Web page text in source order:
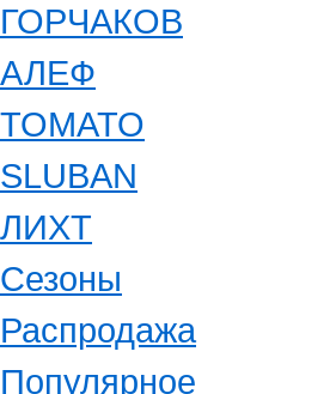
ГОРЧАКОВ
АЛЕФ
ТОМАТО
SLUBAN
ЛИХТ
Сезоны
Распродажа
Популярное